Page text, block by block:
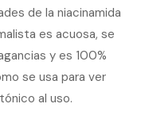
de la niacinamida
es acuosa, se
y es 100%
se usa para ver
al uso.